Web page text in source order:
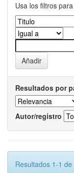
Usa los filtros
Resultados por
Autor/registro
Resultados 1-1 de